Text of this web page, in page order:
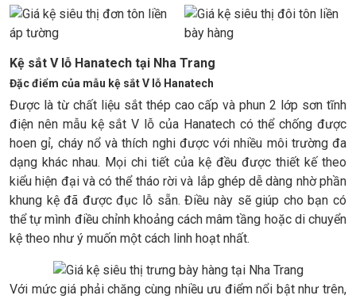
Kệ sắt V lỗ Hanatech tại Nha Trang
Đặc điểm của mẫu kệ sắt V lỗ Hanatech
Được là từ chất liệu sắt thép cao cấp và phun 2 lớp sơn tĩnh
điện nên mẫu kệ sắt V lỗ của Hanatech có thể chống được
hoen gỉ, cháy nổ và thích nghi được với nhiều môi trường đa
dạng khác nhau. Mọi chi tiết của kệ đều được thiết kế theo
kiểu hiện đại và có thể tháo rời và lắp ghép dễ dàng nhờ phần
khung kệ đã được đục lỗ sẵn. Điều này sẽ giúp cho bạn có
thể tự mình điều chỉnh khoảng cách mâm tầng hoặc di chuyển
kệ theo như ý muốn một cách linh hoạt nhất.
Với mức giá phải chăng cùng nhiều ưu điểm nổi bật như trên,